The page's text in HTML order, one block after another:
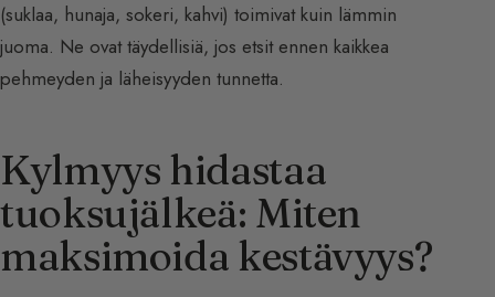
(suklaa, hunaja, sokeri, kahvi) toimivat kuin lämmin
juoma. Ne ovat täydellisiä, jos etsit ennen kaikkea
pehmeyden ja läheisyyden tunnetta.
Kylmyys hidastaa
tuoksujälkeä: Miten
maksimoida kestävyys?